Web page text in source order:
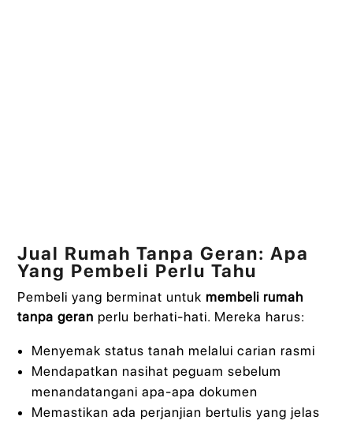
Jual Rumah Tanpa Geran: Apa
Yang Pembeli Perlu Tahu
Pembeli yang berminat untuk membeli rumah
tanpa geran perlu berhati-hati. Mereka harus:
Menyemak status tanah melalui carian rasmi
Mendapatkan nasihat peguam sebelum
menandatangani apa-apa dokumen
Memastikan ada perjanjian bertulis yang jelas